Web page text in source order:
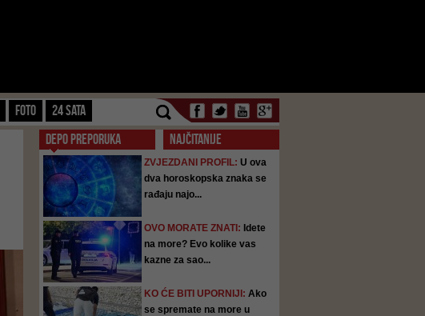
FOTO 24 SATA
DEPO PREPORUKA NAJČITANIJE
ZVJEZDANI PROFIL: U ova
dva horoskopska znaka se
rađaju najo...
OVO MORATE ZNATI: Idete
na more? Evo kolike vas
kazne za sao...
KO ĆE BITI UPORNIJI: Ako
se spremate na more u